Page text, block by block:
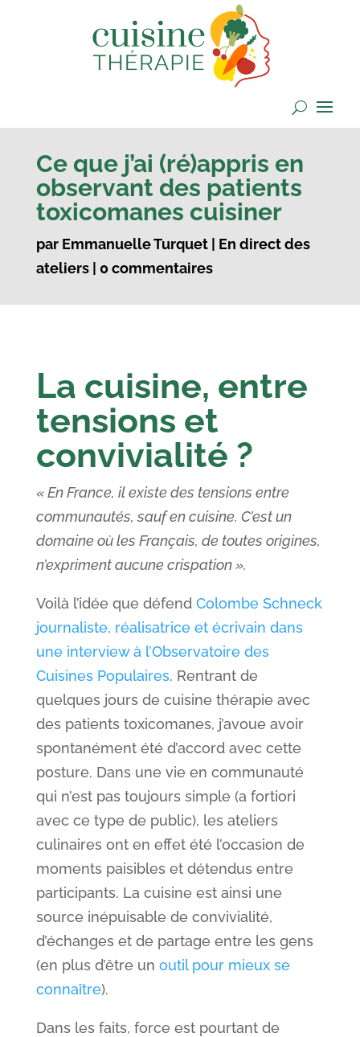
Ce que j’ai (ré)appris en
observant des patients
toxicomanes cuisiner
par Emmanuelle Turquet| En direct des
ateliers| 0 commentaires
La cuisine, entre
tensions et
convivialité ?
« En France, il existe des tensions entre
communautés, sauf en cuisine. C’est un
domaine où les Français, de toutes origines,
n’expriment aucune crispation ».
Voilà l’idée que défend Colombe Schneck
journaliste, réalisatrice et écrivain dans
une interview à l’Observatoire des
Cuisines Populaires. Rentrant de
quelques jours de cuisine thérapie avec
des patients toxicomanes, j’avoue avoir
spontanément été d’accord avec cette
posture. Dans une vie en communauté
qui n’est pas toujours simple (a fortiori
avec ce type de public), les ateliers
culinaires ont en effet été l’occasion de
moments paisibles et détendus entre
participants. La cuisine est ainsi une
source inépuisable de convivialité,
d’échanges et de partage entre les gens
(en plus d’être un outil pour mieux se
connaître).
Dans les faits, force est pourtant de